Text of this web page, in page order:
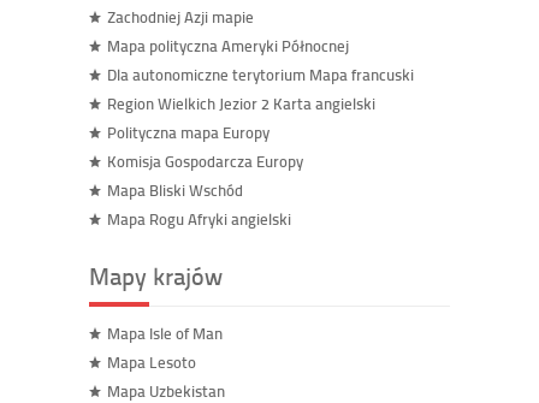
Zachodniej Azji mapie
Mapa polityczna Ameryki Północnej
Dla autonomiczne terytorium Mapa francuski
Region Wielkich Jezior 2 Karta angielski
Polityczna mapa Europy
Komisja Gospodarcza Europy
Mapa Bliski Wschód
Mapa Rogu Afryki angielski
Mapy krajów
Mapa Isle of Man
Mapa Lesoto
Mapa Uzbekistan